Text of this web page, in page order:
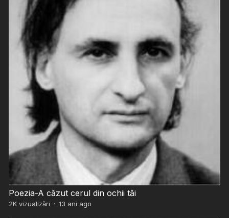
Poezia-A căzut cerul din ochii tăi
2Kvizualizări · 13 ani ago